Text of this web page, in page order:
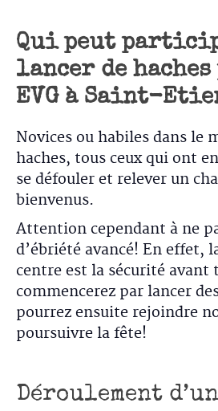
Qui peut
lancer de
EVG à Saint-
Novices ou habiles dans le
haches, tous ceux qui ont
se défouler et relever un
bienvenus.
Attention cependant à ne
d’ébriété avancé! En effet,
centre est la sécurité avant
commencerez par lancer
pourrez ensuite rejoindre
poursuivre la fête!
Déroulement